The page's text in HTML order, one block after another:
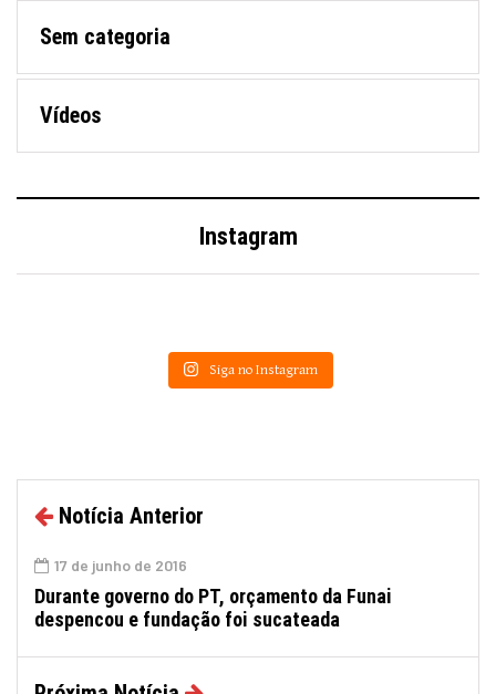
Sem categoria
Vídeos
Instagram
Siga no Instagram
Notícia Anterior
17 de junho de 2016
Durante governo do PT, orçamento da Funai
despencou e fundação foi sucateada